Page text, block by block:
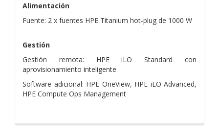
Alimentación
Fuente: 2 x fuentes HPE Titanium hot-plug de 1000 W
Gestión
Gestión remota: HPE iLO Standard con
aprovisionamiento inteligente
Software adicional: HPE OneView, HPE iLO Advanced,
HPE Compute Ops Management